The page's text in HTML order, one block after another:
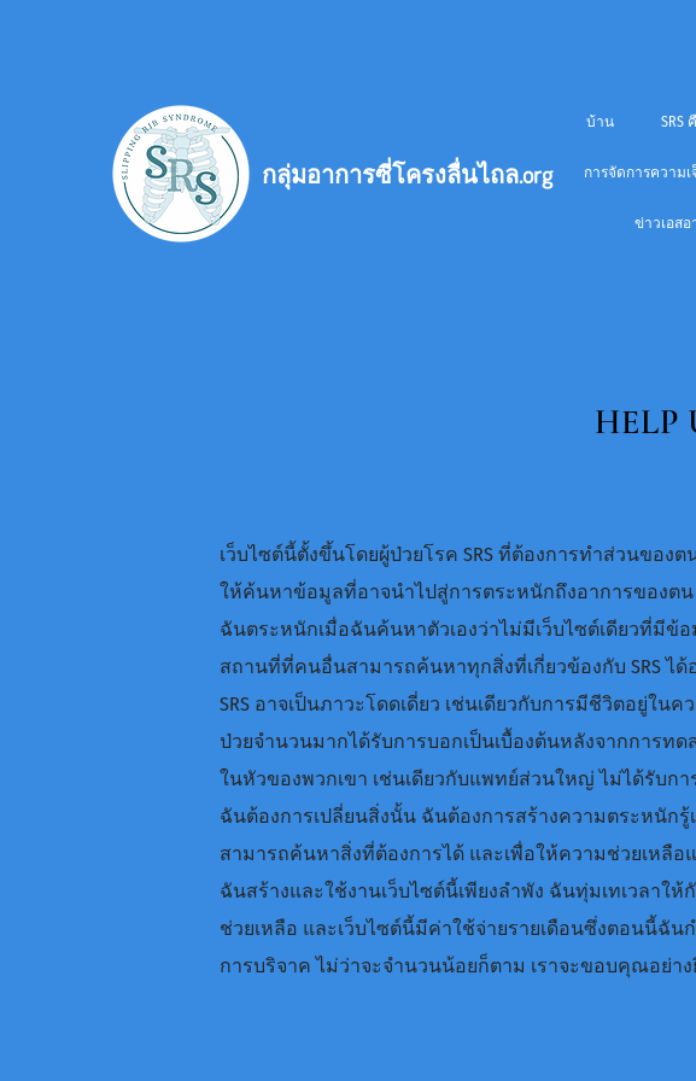
กลุ่มอาการซี่โครงลื่นไถล.org
บ้าน SRS
การจัดการความ
ข่าวเอสอ
เว็บไซต์นี้ตั้งขึ้นโดยผู้ป่วยโรค SRS ที่ต้องการทำส่วนของ
ให้ค้นหาข้อมูลที่อาจนำไปสู่การตระหนักถึงอาการของต
ฉันตระหนักเมื่อฉันค้นหาตัวเองว่าไม่มีเว็บไซต์เดียวที่มี
สถานที่ที่คนอื่นสามารถค้นหาทุกสิ่งที่เกี่ยวข้องกับ SRS ได้
SRS อาจเป็นภาวะโดดเดี่ยว เช่นเดียวกับการมีชีวิตอยู่ใ
ป่วยจำนวนมากได้รับการบอกเป็นเบื้องต้นหลังจากการท
ในหัวของพวกเขา เช่นเดียวกับแพทย์ส่วนใหญ่ ไม่ได้รับกา
ฉันต้องการเปลี่ยนสิ่งนั้น ฉันต้องการสร้างความตระหนัก
สามารถค้นหาสิ่งที่ต้องการได้ และเพื่อให้ความช่วยเหลือ
ฉันสร้างและใช้งานเว็บไซต์นี้เพียงลำพัง ฉันทุ่มเทเวลา
ช่วยเหลือ และเว็บไซต์นี้มีค่าใช้จ่ายรายเดือนซึ่งตอนนี้
การบริจาค ไม่ว่าจะจำนวนน้อยก็ตาม เราจะขอบคุณอย่
HELP